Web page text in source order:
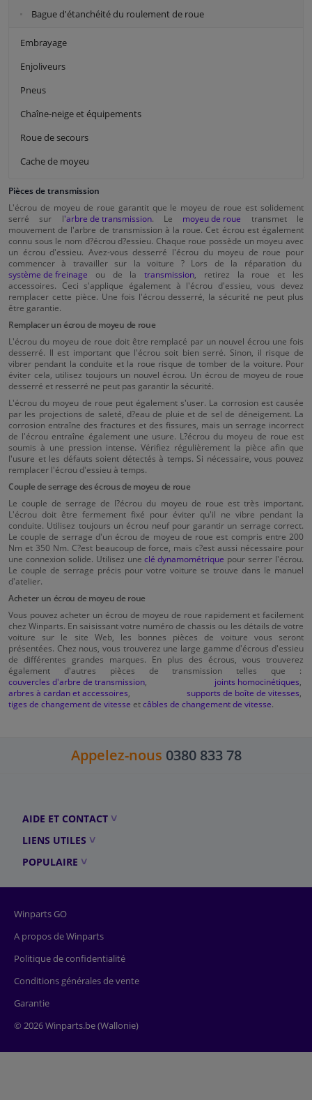
Bague d'étanchéité du roulement de roue
Embrayage
Enjoliveurs
Pneus
Chaîne-neige et équipements
Roue de secours
Cache de moyeu
Pièces de transmission
L'écrou de moyeu de roue garantit que le moyeu de roue est solidement
serré sur l'arbre de transmission. Le moyeu de roue transmet le
mouvement de l'arbre de transmission à la roue. Cet écrou est également
connu sous le nom d?écrou d?essieu. Chaque roue possède un moyeu avec
un écrou d'essieu. Avez-vous desserré l'écrou du moyeu de roue pour
commencer à travailler sur la voiture ? Lors de la réparation du
système de freinage ou de latransmission , retirez la roue et les
accessoires. Ceci s'applique également à l'écrou d'essieu, vous devez
remplacer cette pièce. Une fois l'écrou desserré, la sécurité ne peut plus
être garantie.
Remplacer un écrou de moyeu de roue
L'écrou du moyeu de roue doit être remplacé par un nouvel écrou une fois
desserré. Il est important que l'écrou soit bien serré. Sinon, il risque de
vibrer pendant la conduite et la roue risque de tomber de la voiture. Pour
éviter cela, utilisez toujours un nouvel écrou. Un écrou de moyeu de roue
desserré et resserré ne peut pas garantir la sécurité.
L'écrou du moyeu de roue peut également s'user. La corrosion est causée
par les projections de saleté, d?eau de pluie et de sel de déneigement. La
corrosion entraîne des fractures et des fissures, mais un serrage incorrect
de l'écrou entraîne également une usure. L?écrou du moyeu de roue est
soumis à une pression intense. Vérifiez régulièrement la pièce afin que
l'usure et les défauts soient détectés à temps. Si nécessaire, vous pouvez
remplacer l'écrou d'essieu à temps.
Couple de serrage des écrous de moyeu de roue
Le couple de serrage de l?écrou du moyeu de roue est très important.
L'écrou doit être fermement fixé pour éviter qu'il ne vibre pendant la
conduite. Utilisez toujours un écrou neuf pour garantir un serrage correct.
Le couple de serrage d'un écrou de moyeu de roue est compris entre 200
Nm et 350 Nm. C?est beaucoup de force, mais c?est aussi nécessaire pour
une connexion solide. Utilisez uneclé dynamométrique pour serrer l'écrou.
Le couple de serrage précis pour votre voiture se trouve dans le manuel
d'atelier.
Acheter un écrou de moyeu de roue
Vous pouvez acheter un écrou de moyeu de roue rapidement et facilement
chez Winparts. En saisissant votre numéro de chassis ou les détails de votre
voiture sur le site Web, les bonnes pièces de voiture vous seront
présentées. Chez nous, vous trouverez une large gamme d'écrous d'essieu
de différentes grandes marques. En plus des écrous, vous trouverez
également d'autres pièces de transmission telles que :
couvercles d'arbre de transmission
joints homocinétiques
arbres à cardan et accessoires
supports de boîte de vitesses
tiges de changement de vitesse etcâbles de changement de vitesse.
Appelez-nous 0380 833 78
AIDE ET CONTACT
LIENS UTILES
POPULAIRE
Winparts GO
A propos de Winparts
Politique de confidentialité
Conditions générales de vente
Garantie
© 2026 Winparts.be (Wallonie)